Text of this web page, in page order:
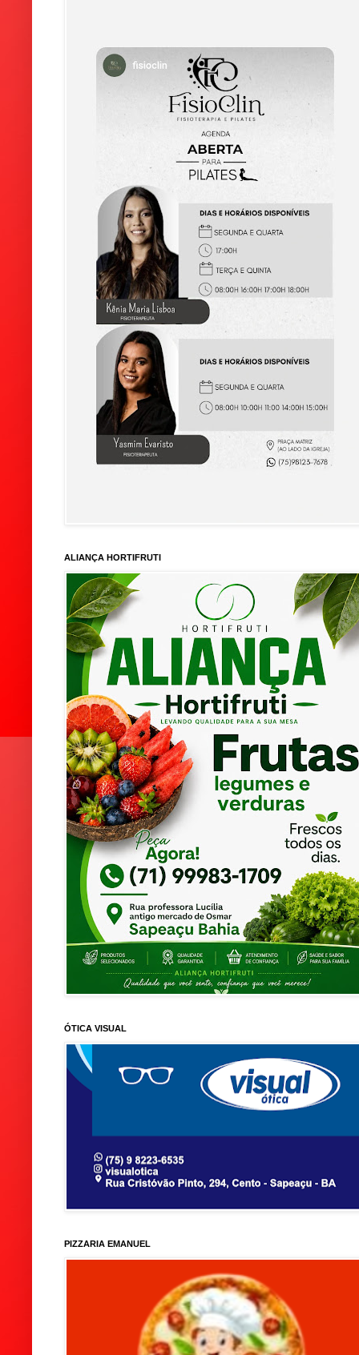
ALIANÇA HORTIFRUTI
ÓTICA VISUAL
PIZZARIA EMANUEL